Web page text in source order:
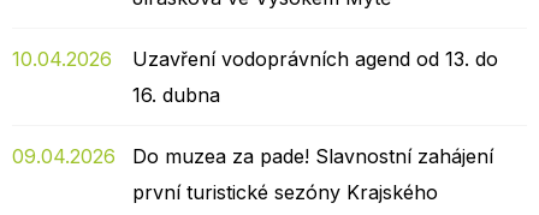
10.04.2026
Uzavření vodoprávních agend od 13. do
16. dubna
09.04.2026
Do muzea za pade! Slavnostní zahájení
první turistické sezóny Krajského